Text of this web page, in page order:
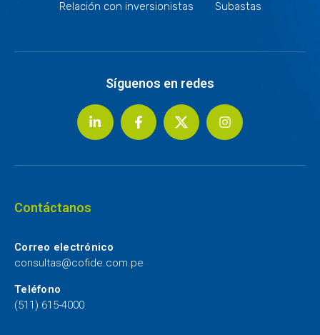
Relación con inversionistas
Subastas
Síguenos en redes
Contáctanos
Correo electrónico
consultas@cofide.com.pe
Teléfono
(511) 615-4000